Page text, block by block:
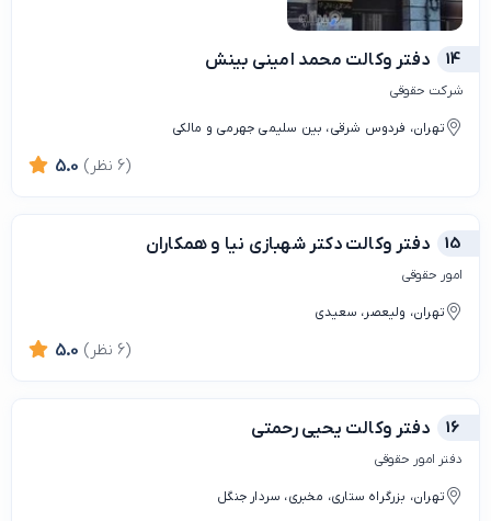
14 دفتر وکالت محمد امینی بینش
شرکت حقوقی
تهران، فردوس شرقی، بین سلیمی جهرمی و مالکی
5.0 (6 نظر)
15 دفتر وکالت دکتر شهبازی نیا و همکاران
امور حقوقی
تهران، ولیعصر، سعیدی
5.0 (6 نظر)
16 دفتر وکالت یحیی رحمتی
دفتر امور حقوقی
تهران، بزرگراه ستاری، مخبری، سردار جنگل